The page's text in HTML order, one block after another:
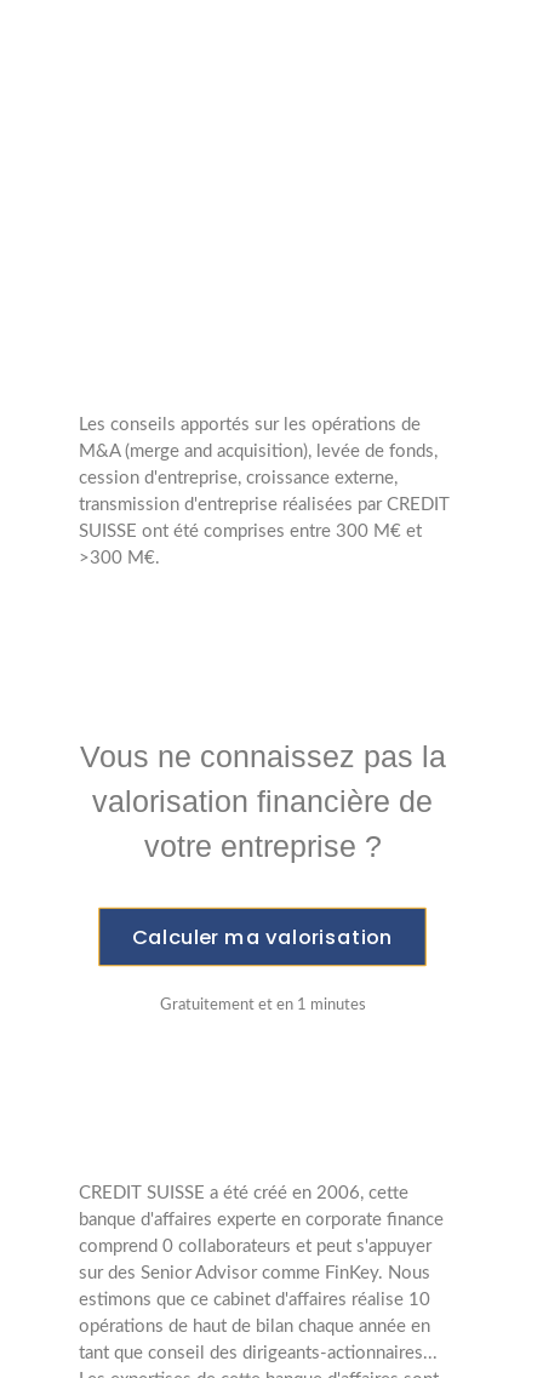
Les conseils apportés sur les opérations de
M&A (merge and acquisition), levée de fonds,
cession d'entreprise, croissance externe,
transmission d'entreprise réalisées par CREDIT
SUISSE ont été comprises entre 300 M€ et
>300 M€.
Vous ne connaissez pas la
valorisation financière de
votre entreprise ?
Calculer ma valorisation
Gratuitement et en 1 minutes
CREDIT SUISSE a été créé en 2006, cette
banque d'affaires experte en corporate finance
comprend 0 collaborateurs et peut s'appuyer
sur des Senior Advisor comme FinKey. Nous
estimons que ce cabinet d'affaires réalise 10
opérations de haut de bilan chaque année en
tant que conseil des dirigeants-actionnaires...